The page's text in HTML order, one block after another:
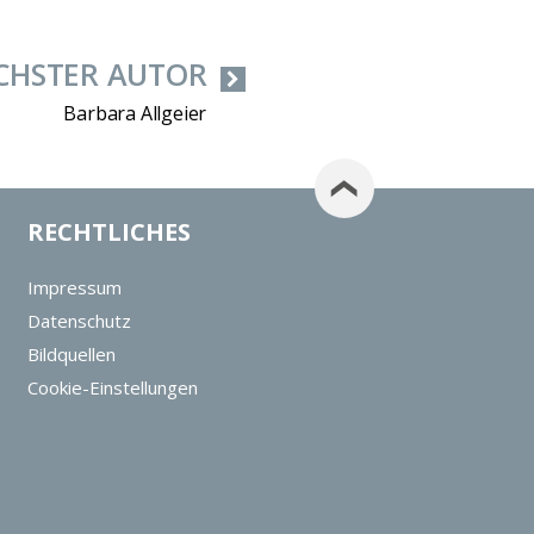
AUTOR
Barbara Allgeier
RECHTLICHES
Impressum
Datenschutz
Bildquellen
Cookie-Einstellungen